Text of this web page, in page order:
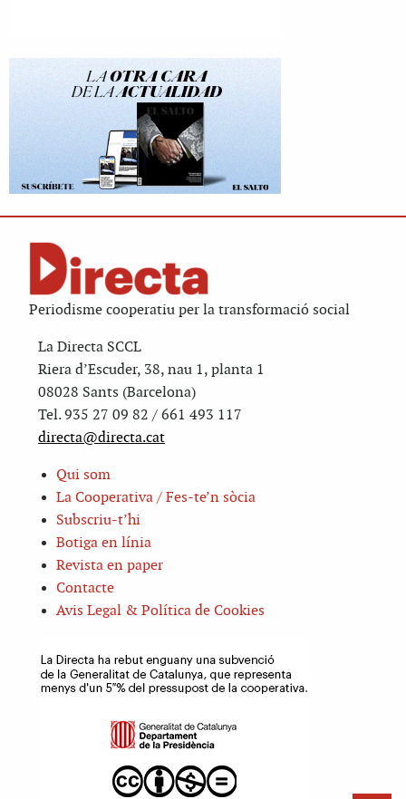
Periodisme cooperatiu per la transformació social
La Directa SCCL
Riera d’Escuder, 38, nau 1, planta 1
08028 Sants (Barcelona)
Tel. 935 27 09 82 / 661 493 117
directa@directa.cat
Qui som
La Cooperativa / Fes-te’n sòcia
Subscriu-t’hi
Botiga en línia
Revista en paper
Contacte
Avis Legal & Política de Cookies